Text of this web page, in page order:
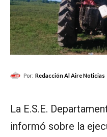
Por: Redacción Al Aire Noticias
La E.S.E.
informó sobre la